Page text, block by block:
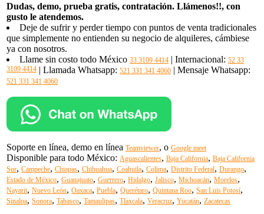
Dudas, demo, prueba gratis, contratación. Llámenos!!, con
gusto le atendemos.
Deje de sufrir y perder tiempo con puntos de venta tradicionales
que simplemente no entienden su negocio de alquileres, cámbiese
ya con nosotros.
Llame sin costo todo México 33 3109 4414 | Internacional: 52 33
3109 4414 | Llamada Whatsapp: 521 331 341 4060 | Mensaje Whatsapp:
521 331 341 4060
Soporte en línea, demo en línea Teamviewer, o Google meet
Disponible para todo México: Aguascalientes, Baja California, Baja California
Sur, Campeche, Chiapas, Chihuahua, Coahuila, Colima, Distrito Federal, Durango,
Estado de México, Guanajuato, Guerrero, Hidalgo, Jalisco, Michoacán, Morelos,
Nayarit, Nuevo León, Oaxaca, Puebla, Querétaro, Quintana Roo, San Luis Potosí,
Sinaloa, Sonora, Tabasco, Tamaulipas, Tlaxcala, Veracruz, Yucatán, Zacatecas